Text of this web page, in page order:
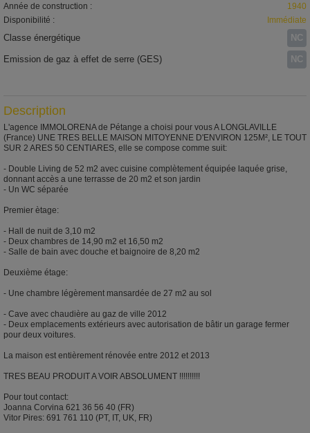
Année de construction :
1940
Disponibilité :
Immédiate
Classe énergétique NC
Emission de gaz à effet de serre (GES) NC
Description
L'agence IMMOLORENA de Pétange a choisi pour vous A LONGLAVILLE
(France) UNE TRES BELLE MAISON MITOYENNE D'ENVIRON 125M², LE TOUT
SUR 2 ARES 50 CENTIARES, elle se compose comme suit:
- Double Living de 52 m2 avec cuisine complètement équipée laquée grise,
donnant accès a une terrasse de 20 m2 et son jardin
- Un WC séparée
Premier ètage:
- Hall de nuit de 3,10 m2
- Deux chambres de 14,90 m2 et 16,50 m2
- Salle de bain avec douche et baignoire de 8,20 m2
Deuxième étage:
- Une chambre légèrement mansardée de 27 m2 au sol
- Cave avec chaudière au gaz de ville 2012
- Deux emplacements extérieurs avec autorisation de bâtir un garage fermer
pour deux voitures.
La maison est entièrement rénovée entre 2012 et 2013
TRES BEAU PRODUIT A VOIR ABSOLUMENT !!!!!!!!!!
Pour tout contact:
Joanna Corvina 621 36 56 40 (FR)
Vitor Pires: 691 761 110 (PT, IT, UK, FR)